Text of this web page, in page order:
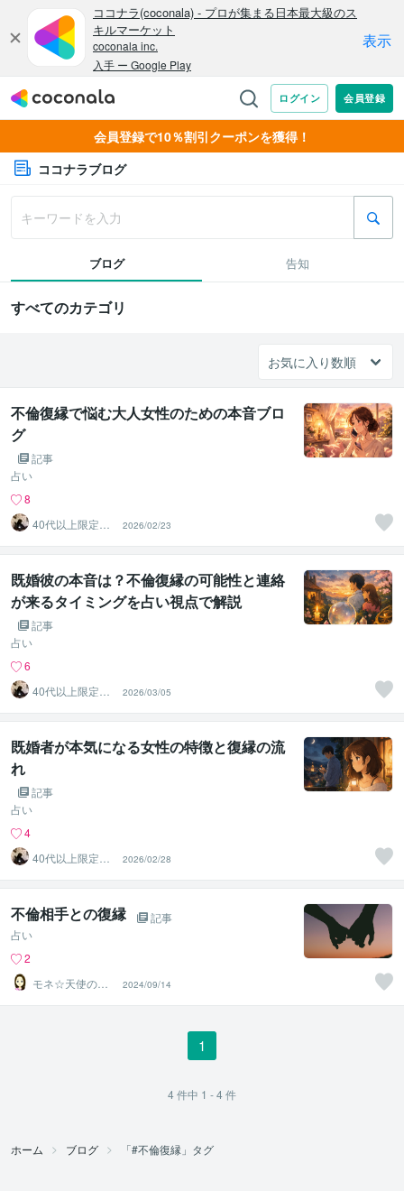
会員登録で10％割引クーポンを獲得！
ココナラブログ
ブログ 告知
すべてのカテゴリ
不倫復縁で悩む大人女性のための本音ブロ
グ
記事
占い
8
40代以上限定｜
不倫＆復縁の本
音鑑定
2026/02/23
既婚彼の本音は？不倫復縁の可能性と連絡
が来るタイミングを占い視点で解説
記事
占い
6
40代以上限定｜
不倫＆復縁の本
音鑑定
2026/03/05
既婚者が本気になる女性の特徴と復縁の流
れ
記事
占い
4
40代以上限定｜
不倫＆復縁の本
音鑑定
2026/02/28
不倫相手との復縁
記事
占い
2
モネ☆天使のさ
さやき
2024/09/14
1
4件中 1 - 4件
ホーム ブログ 「#不倫復縁」タグ